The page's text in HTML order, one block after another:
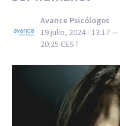
Avance Psicólogos
19 julio, 2024 - 13:17—
20:25 CEST